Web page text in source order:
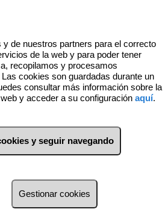
de nuestros partners para el correcto
de la web y para poder tener
recopilamos y procesamos
cookies son guardadas durante un
consultar más información sobre la
y acceder a su configuración aquí.
y seguir navegando
Gestionar cookies